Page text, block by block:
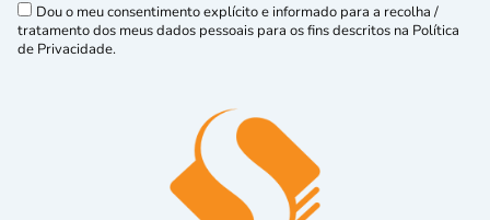
Dou o meu consentimento explícito e informado para a recolha /
tratamento dos meus dados pessoais para os fins descritos na Política
de Privacidade.